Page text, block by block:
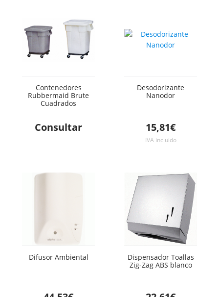
Contenedores
Rubbermaid Brute
Cuadrados
Consultar
Desodorizante
Nanodor
15,81€
IVA incluido
Difusor Ambiental
Dispensador Toallas
Zig-Zag ABS blanco